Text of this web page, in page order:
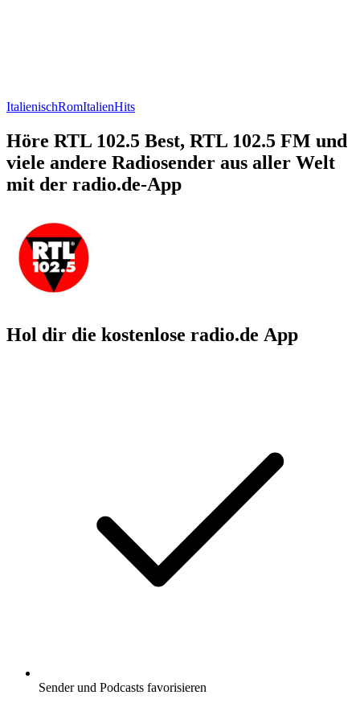
ItalienischRomItalienHits
Höre RTL 102.5 Best, RTL 102.5 FM und
viele andere Radiosender aus aller Welt
mit der radio.de-App
Hol dir die kostenlose radio.de App
Sender und Podcasts favorisieren